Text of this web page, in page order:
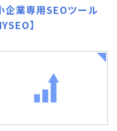
企業専用SEOツール
】